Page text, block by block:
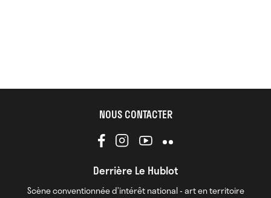
NOUS CONTACTER
Derrière Le Hublot
Scène conventionnée d’intérêt national - art en territoire